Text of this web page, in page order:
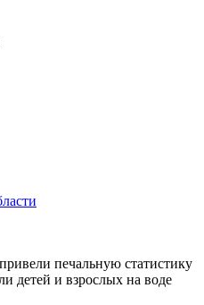
печальную статистику
детей и взрослых на воде